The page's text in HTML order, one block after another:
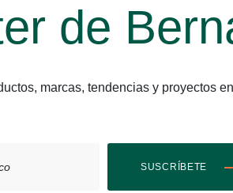
de
marcas, tendencias y proyectos
SUSCRÍBETE